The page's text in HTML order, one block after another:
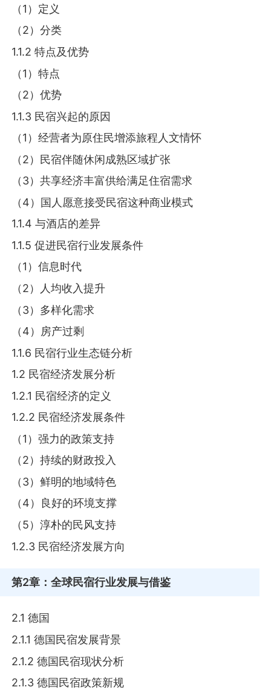
（1）定义
（2）分类
1.1.2 特点及优势
（1）特点
（2）优势
1.1.3 民宿兴起的原因
（1）经营者为原住民增添旅程人文情怀
（2）民宿伴随休闲成熟区域扩张
（3）共享经济丰富供给满足住宿需求
（4）国人愿意接受民宿这种商业模式
1.1.4 与酒店的差异
1.1.5 促进民宿行业发展条件
（1）信息时代
（2）人均收入提升
（3）多样化需求
（4）房产过剩
1.1.6 民宿行业生态链分析
1.2 民宿经济发展分析
1.2.1 民宿经济的定义
1.2.2 民宿经济发展条件
（1）强力的政策支持
（2）持续的财政投入
（3）鲜明的地域特色
（4）良好的环境支撑
（5）淳朴的民风支持
1.2.3 民宿经济发展方向
第2章 ：全球民宿行业发展与借鉴
2.1 德国
2.1.1 德国民宿发展背景
2.1.2 德国民宿现状分析
2.1.3 德国民宿政策新规